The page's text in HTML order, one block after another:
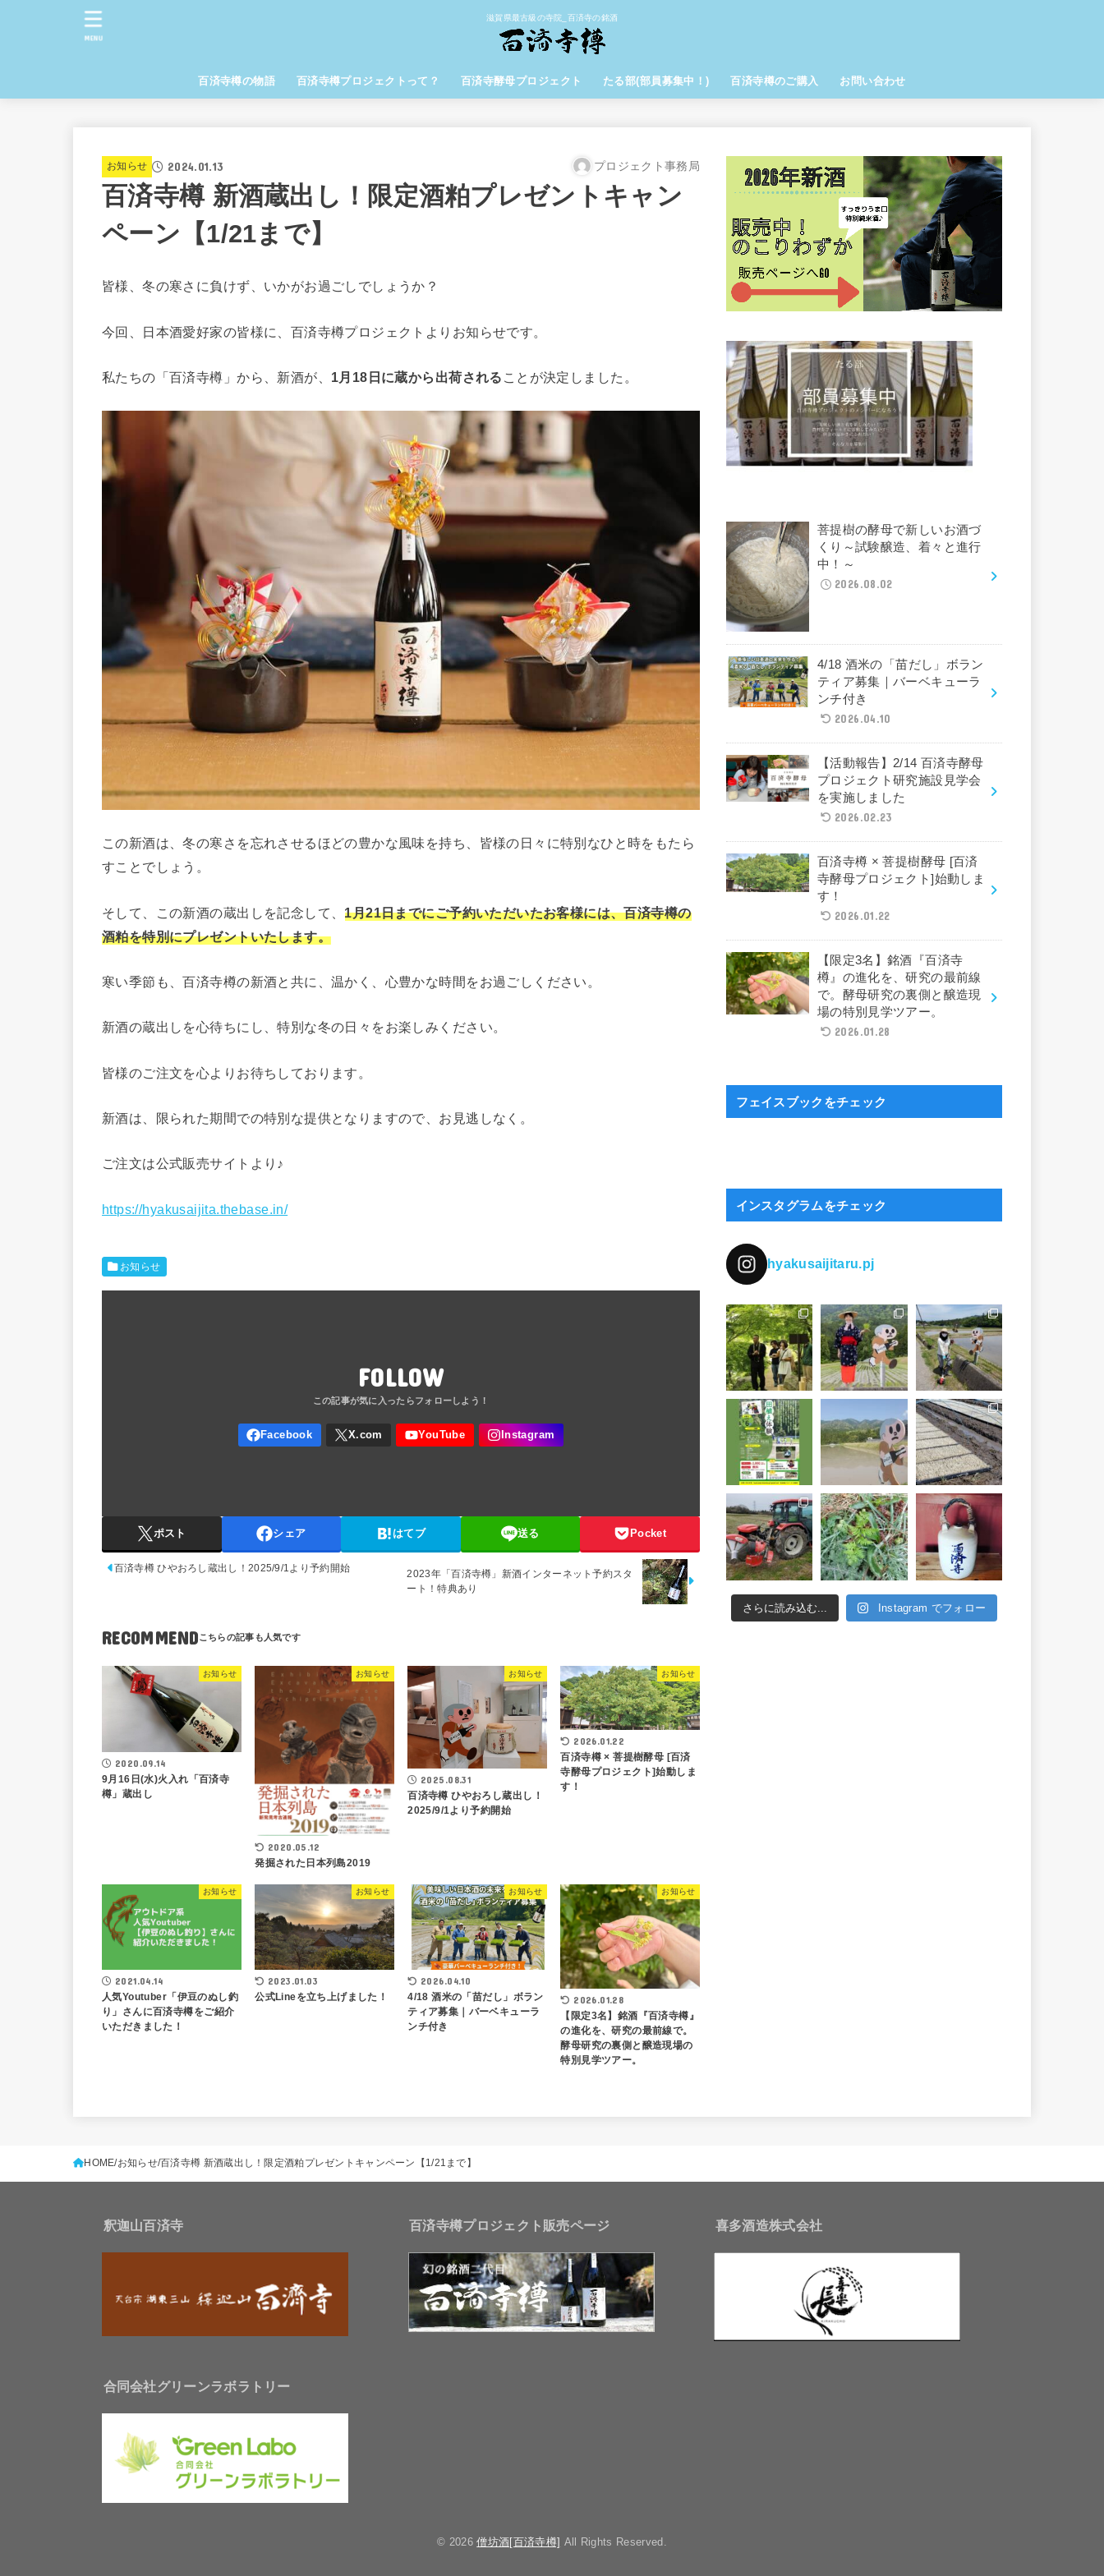
滋賀県最古級の寺院_百済寺の銘酒
百済寺樽の物語 百済寺樽プロジェクトって？ 百済寺酵母プロジェクト たる部(部員募集中！) 百済寺樽のご購入 お問い合わせ
MENU
お知らせ 2024.01.13 プロジェクト事務局
百済寺樽 新酒蔵出し！限定酒粕プレゼントキャン
ペーン【1/21まで】
皆様、冬の寒さに負けず、いかがお過ごしでしょうか？
今回、日本酒愛好家の皆様に、百済寺樽プロジェクトよりお知らせです。
私たちの「百済寺樽」から、新酒が、 1月18日に蔵から出荷される ことが決定しました。
この新酒は、冬の寒さを忘れさせるほどの豊かな風味を持ち、皆様の日々に特別なひと時をもたら
すことでしょう。
そして、この新酒の蔵出しを記念して、 1月21日までにご予約いただいたお客様には、百済寺樽の
酒粕を特別にプレゼントいたします。
寒い季節も、百済寺樽の新酒と共に、温かく、心豊かな時間をお過ごしください。
新酒の蔵出しを心待ちにし、特別な冬の日々をお楽しみください。
皆様のご注文を心よりお待ちしております。
新酒は、限られた期間での特別な提供となりますので、お見逃しなく。
ご注文は公式販売サイトより♪
https://hyakusaijita.thebase.in/
お知らせ
FOLLOW
ポスト シェア はてブ 送る Pocket
百済寺樽 ひやおろし蔵出し！2025/9/1より予約開始
2023年「百済寺樽」新酒インターネット予約スタ
ート！特典あり
RECOMMEND
お知らせ
2020.09.14
9月16日(水)火入れ「百済寺
樽」蔵出し
お知らせ
2020.05.12
発掘された日本列島2019
お知らせ
2025.08.31
百済寺樽 ひやおろし蔵出し！
2025/9/1より予約開始
お知らせ
2026.01.22
百済寺樽 × 菩提樹酵母 [百済
寺酵母プロジェクト]始動しま
す！
お知らせ
2021.04.14
人気Youtuber「伊豆のぬし釣
り」さんに百済寺樽をご紹介
いただきました！
お知らせ
2023.01.03
公式Lineを立ち上げました！
お知らせ
2026.04.10
4/18 酒米の「苗だし」ボラン
ティア募集｜バーベキューラ
ンチ付き
お知らせ
2026.01.28
【限定3名】銘酒『百済寺樽』
の進化を、研究の最前線で。
酵母研究の裏側と醸造現場の
特別見学ツアー。
菩提樹の酵母で新しいお酒づ
くり～試験醸造、着々と進行
中！～
2026.08.02
4/18 酒米の「苗だし」ボラン
ティア募集｜バーベキューラ
ンチ付き
2026.04.10
【活動報告】2/14 百済寺酵母
プロジェクト研究施設見学会
を実施しました
2026.02.23
百済寺樽 × 菩提樹酵母 [百済
寺酵母プロジェクト]始動しま
す！
2026.01.22
【限定3名】銘酒『百済寺
樽』の進化を、研究の最前線
で。酵母研究の裏側と醸造現
場の特別見学ツアー。
2026.01.28
フェイスブックをチェック
インスタグラムをチェック
hyakusaijitaru.pj
さらに読み込む... Instagram でフォロー
HOME お知らせ 百済寺樽 新酒蔵出し！限定酒粕プレゼントキャンペーン【1/21まで】
釈迦山百済寺 百済寺樽プロジェクト販売ページ 喜多酒造株式会社
合同会社グリーンラボラトリー
© 2026僧坊酒[百済寺樽] All Rights Reserved.